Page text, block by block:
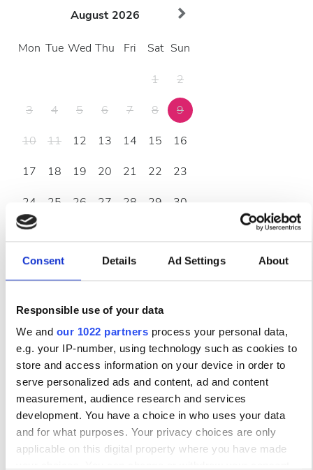
Consent Details Ad Settings About
Responsible use of your data
We and our 1022 partners process your personal data,
e.g. your IP-number, using technology such as cookies to
store and access information on your device in order to
serve personalized ads and content, ad and content
measurement, audience research and services
development. You have a choice in who uses your data
and for what purposes. Your privacy choices are only
applicable on this digital property where you have made
August 2026
Mon Tue Wed Thu Fri Sat Sun
1
2
3
4 5 6 7 8
9
10
11 12 13 14 15
16
17
18 19 20 21 22
23
24
25 26 27 28 29
30
31
Δευτέρα
Τρίτη 06:30 - 16:30
Τετάρτη 06:30 - 16:30
Πέμπτη 06:30 - 16:30